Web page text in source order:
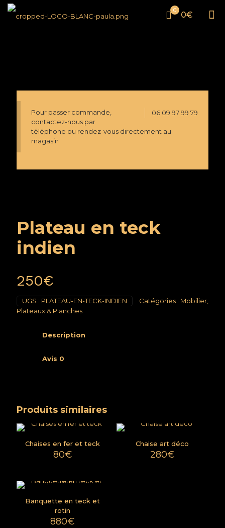
0 0€
06 09 97 99 79
Pour passer commande,
contactez-nous par
téléphone ou rendez-vous directement au
magasin
Plateau en teck
indien
250€
UGS : PLATEAU-EN-TECK-INDIEN Catégories : Mobilier
Plateaux & Planches
Description
Avis 0
Produits similaires
Chaises en fer et teck
80€
Chaise art déco
280€
Banquette en teck et
rotin
880€